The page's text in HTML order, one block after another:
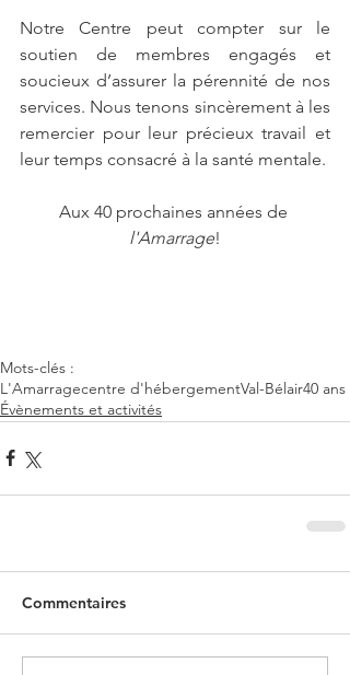
Notre Centre peut compter sur le
soutien de membres engagés et
soucieux d’assurer la pérennité de nos
services. Nous tenons sincèrement à les
remercier pour leur précieux travail et
leur temps consacré à la santé mentale.
Aux 40 prochaines années de
l'Amarrage!
Mots-clés :
L'Amarragecentre d'hébergementVal-Bélair40 ans
Évènements et activités
Commentaires